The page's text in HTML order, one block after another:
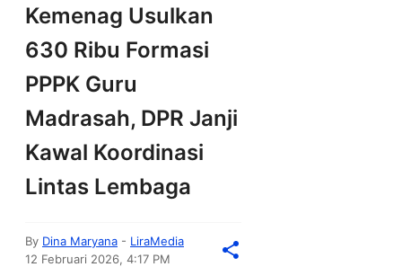
Kemenag Usulkan
630 Ribu Formasi
PPPK Guru
Madrasah, DPR Janji
Kawal Koordinasi
Lintas Lembaga
By Dina Maryana - LiraMedia
12 Februari 2026, 4:17 PM